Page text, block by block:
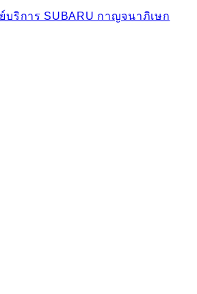
บริการ SUBARU กาญจนาภิเษก